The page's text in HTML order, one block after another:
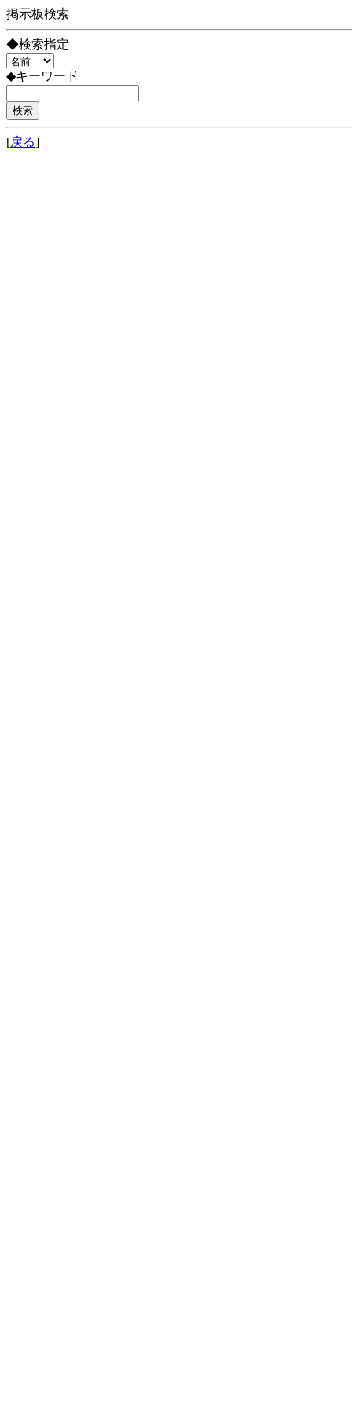
掲示板検索
◆検索指定
◆キーワード
[戻る]